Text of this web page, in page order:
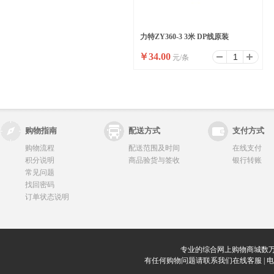
力特ZY360-3 3米 DP线原装
￥34.00 元/条
购物指南 配送方式 支付方式
购物流程
积分说明
常见问题
找回密码
订单状态说明
配送范围及时间
商品验货与签收
在线支付
银行转账
专业的综合网上购物商城数
有任何购物问题请联系我们在线客服 | 电